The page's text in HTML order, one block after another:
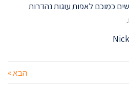
כמוכם לאפות עוגות נהדרות
הבא »